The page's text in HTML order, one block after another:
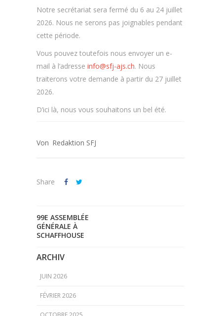
Notre secrétariat sera fermé du 6 au 24 juillet
2026. Nous ne serons pas joignables pendant
cette période.
Vous pouvez toutefois nous envoyer un e-
mail à l’adresse info@sfj-ajs.ch. Nous
traiterons votre demande à partir du 27 juillet
2026.
D’ici là, nous vous souhaitons un bel été.
Redaktion SFJ
Share
99E ASSEMBLÉE
GÉNÉRALE À
SCHAFFHOUSE
ARCHIV
JUIN 2026
FÉVRIER 2026